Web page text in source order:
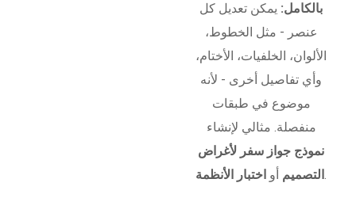
بالكامل: يمكن تعديل كل
عنصر - مثل الخطوط،
الألوان، الخلفيات، الأختام،
وأي تفاصيل أخرى - لأنه
موضوع في طبقات
منفصلة. مثالي لإنشاء
نموذج جواز سفر لأغراض
التصميم أو اختبار الأنظمة .